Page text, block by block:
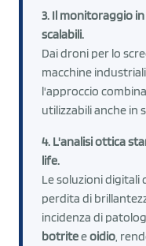
3. Il monitoraggio
scalabili.
Dai droni per lo
macchine industriali
l'approccio
utilizzabili anche in
4. L'analisi ottica
life.
Le soluzioni digitali
perdita di
incidenza di
botriteeoidio ,